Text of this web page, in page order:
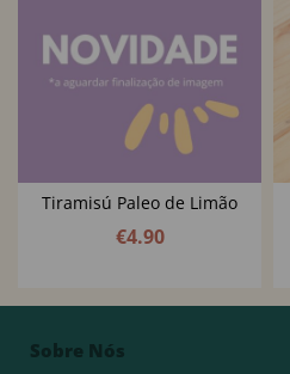
Tiramisú Paleo de Limão
€4.90
Sobre Nós